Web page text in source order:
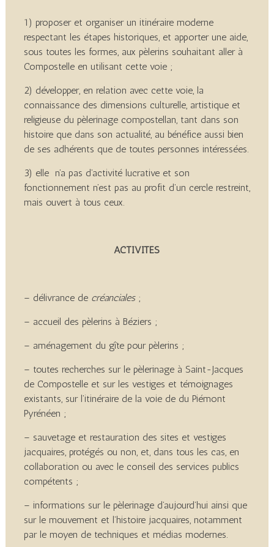
1) proposer et organiser un itinéraire moderne
respectant les étapes historiques, et apporter une aide,
sous toutes les formes, aux pèlerins souhaitant aller à
Compostelle en utilisant cette voie ;
2) développer, en relation avec cette voie, la
connaissance des dimensions culturelle, artistique et
religieuse du pèlerinage compostellan, tant dans son
histoire que dans son actualité, au bénéfice aussi bien
de ses adhérents que de toutes personnes intéressées.
3) elle n’a pas d’activité lucrative et son
fonctionnement n’est pas au profit d’un cercle restreint,
mais ouvert à tous ceux.
ACTIVITÉS
– délivrance de créanciales ;
– accueil des pèlerins à Béziers ;
– aménagement du gîte pour pèlerins ;
– toutes recherches sur le pèlerinage à Saint-Jacques
de Compostelle et sur les vestiges et témoignages
existants, sur l’itinéraire de la voie de du Piémont
Pyrénéen ;
– sauvetage et restauration des sites et vestiges
jacquaires, protégés ou non, et, dans tous les cas, en
collaboration ou avec le conseil des services publics
compétents ;
– informations sur le pèlerinage d’aujourd’hui ainsi que
sur le mouvement et l’histoire jacquaires, notamment
par le moyen de techniques et médias modernes.